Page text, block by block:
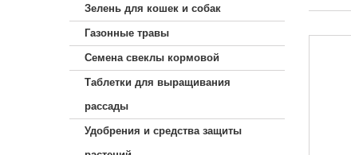
Зелень для кошек и собак
Газонные травы
Семена свеклы кормовой
Таблетки для выращивания
рассады
Удобрения и средства защиты